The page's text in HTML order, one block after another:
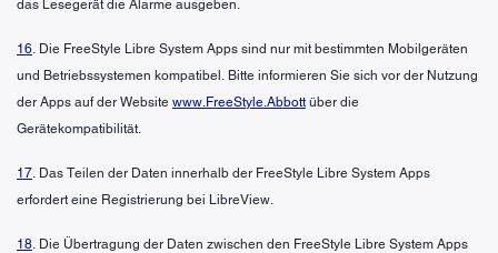
das Lesegerät die Alarme ausgeben.
16. Die FreeStyle Libre System Apps sind nur mit bestimmten Mobilgeräten
und Betriebssystemen kompatibel. Bitte informieren Sie sich vor der Nutzung
der Apps auf der Website www.FreeStyle.Abbott über die
Gerätekompatibilität.
17. Das Teilen der Daten innerhalb der FreeStyle Libre System Apps
erfordert eine Registrierung bei LibreView.
18. Die Übertragung der Daten zwischen den FreeStyle Libre System Apps